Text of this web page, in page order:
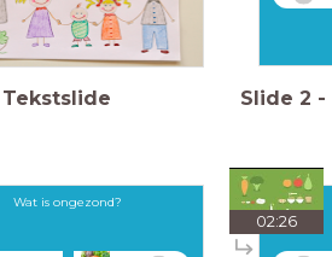
Tekstslide Slide 2 -
Wat is ongezond?
02:26